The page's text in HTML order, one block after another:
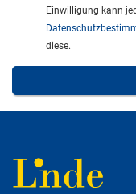
Einwilligung kann
diese.